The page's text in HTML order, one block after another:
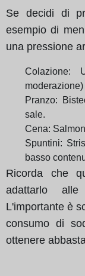
Se decidi di
esempio di
una pressione
Colazione:
Pranzo:
sale.
Cena:
Spuntini:
basso
Ricorda che
adattarlo
L'importante è
consumo di
ottenere